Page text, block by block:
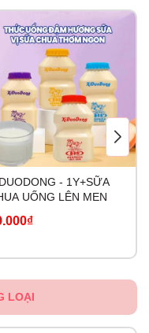
- 1Y+SỮA
UỐNG LÊN MEN
LOẠI